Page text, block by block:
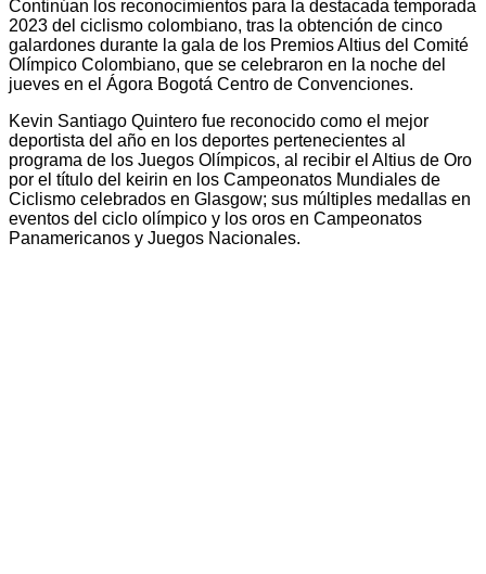
Continúan los reconocimientos para la destacada temporada
2023 del ciclismo colombiano, tras la obtención de cinco
galardones durante la gala de los Premios Altius del Comité
Olímpico Colombiano, que se celebraron en la noche del
jueves en el Ágora Bogotá Centro de Convenciones.
Kevin Santiago Quintero fue reconocido como el mejor
deportista del año en los deportes pertenecientes al
programa de los Juegos Olímpicos, al recibir el Altius de Oro
por el título del keirin en los Campeonatos Mundiales de
Ciclismo celebrados en Glasgow; sus múltiples medallas en
eventos del ciclo olímpico y los oros en Campeonatos
Panamericanos y Juegos Nacionales.